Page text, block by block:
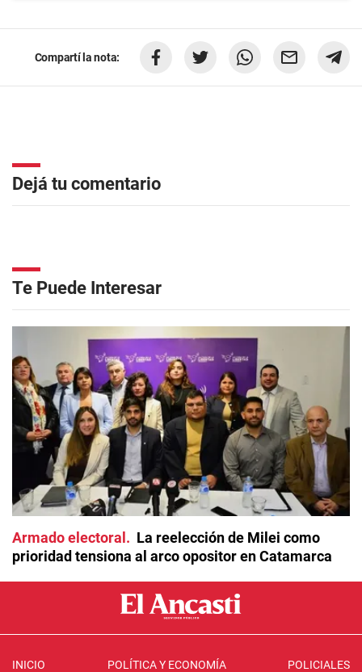
Compartí la nota:
Dejá tu comentario
Te Puede Interesar
Armado electoral
La reelección de Milei como
prioridad tensiona al arco opositor en Catamarca
INICIO POLÍTICA Y ECONOMÍA POLICIALES